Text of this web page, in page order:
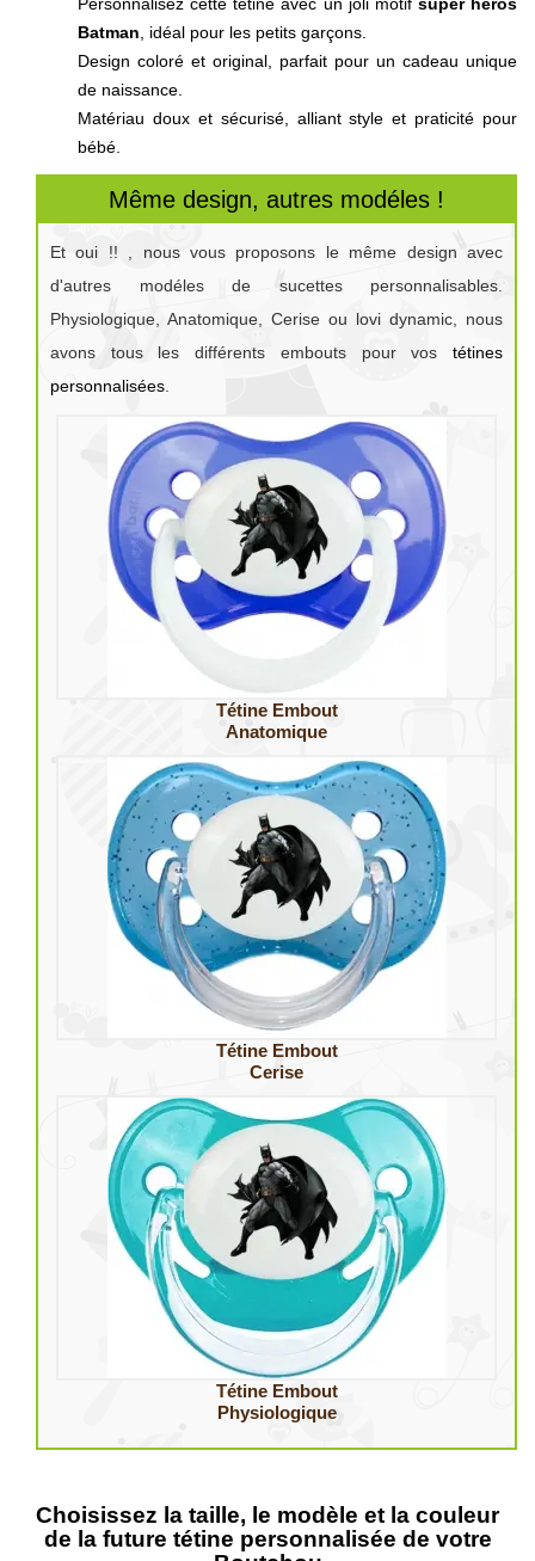
Batman , idéal pour les petits garçons.
Design coloré et original, parfait pour un cadeau unique
de naissance.
Matériau doux et sécurisé, alliant style et praticité pour
bébé.
Même design, autres modéles !
Et oui !! , nous vous proposons le même design avec
d'autres modéles de sucettes personnalisables.
Physiologique, Anatomique, Cerise ou lovi dynamic, nous
avons tous les différents embouts pour vos tétines
personnalisées
Tétine Embout
Anatomique
Tétine Embout
Cerise
Tétine Embout
Physiologique
Choisissez la taille, le modèle et la couleur
de la future tétine personnalisée de votre